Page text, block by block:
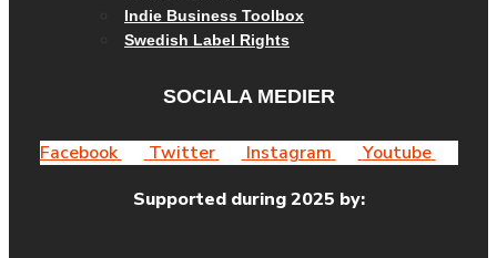
Indie Business Toolbox
Swedish Label Rights
SOCIALA MEDIER
Facebook Twitter Instagram
Youtube
Supported during 2025 by: